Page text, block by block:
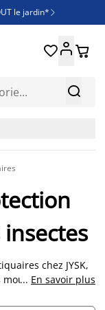
le jardin* 

 
chez JYSK,
sont
... En savoir plus